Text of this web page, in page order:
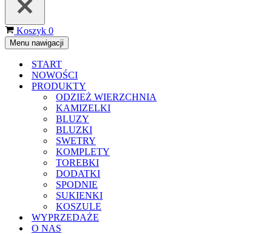
Koszyk 0
Menu nawigacji
START
NOWOŚCI
PRODUKTY
ODZIEŻ WIERZCHNIA
KAMIZELKI
BLUZY
BLUZKI
SWETRY
KOMPLETY
TOREBKI
DODATKI
SPODNIE
SUKIENKI
KOSZULE
WYPRZEDAŻE
O NAS